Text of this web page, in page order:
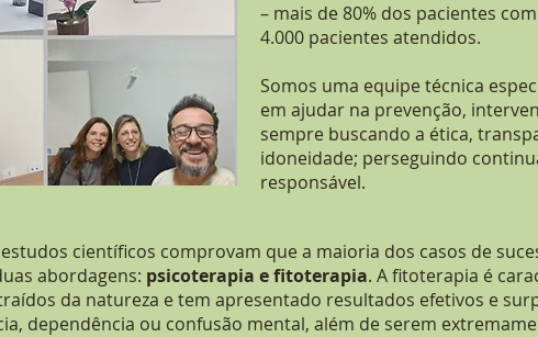
– mais de 80% dos pacientes
4.000 pacientes atendidos.
Somos uma equipe técnica
em ajudar na prevenção,
sempre buscando a ética,
idoneidade; perseguindo
responsável.
científicos comprovam que a maioria dos casos de
abordagens: psicoterapia e fitoterapia. A fitoterapia é
da natureza e tem apresentado resultados efetivos e
dependência ou confusão mental, além de serem